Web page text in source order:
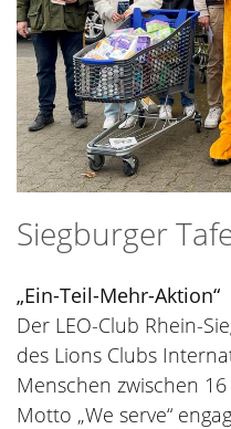
Siegburger
„Ein-Teil-Mehr-Aktion“
Der LEO-Club Rhein-
des Lions Clubs
Menschen zwischen
Motto „We serve“